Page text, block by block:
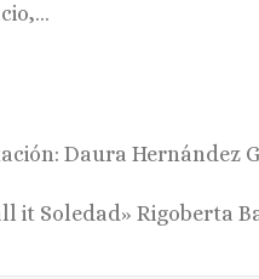
Daura Hernández
it Soledad» Rigoberta